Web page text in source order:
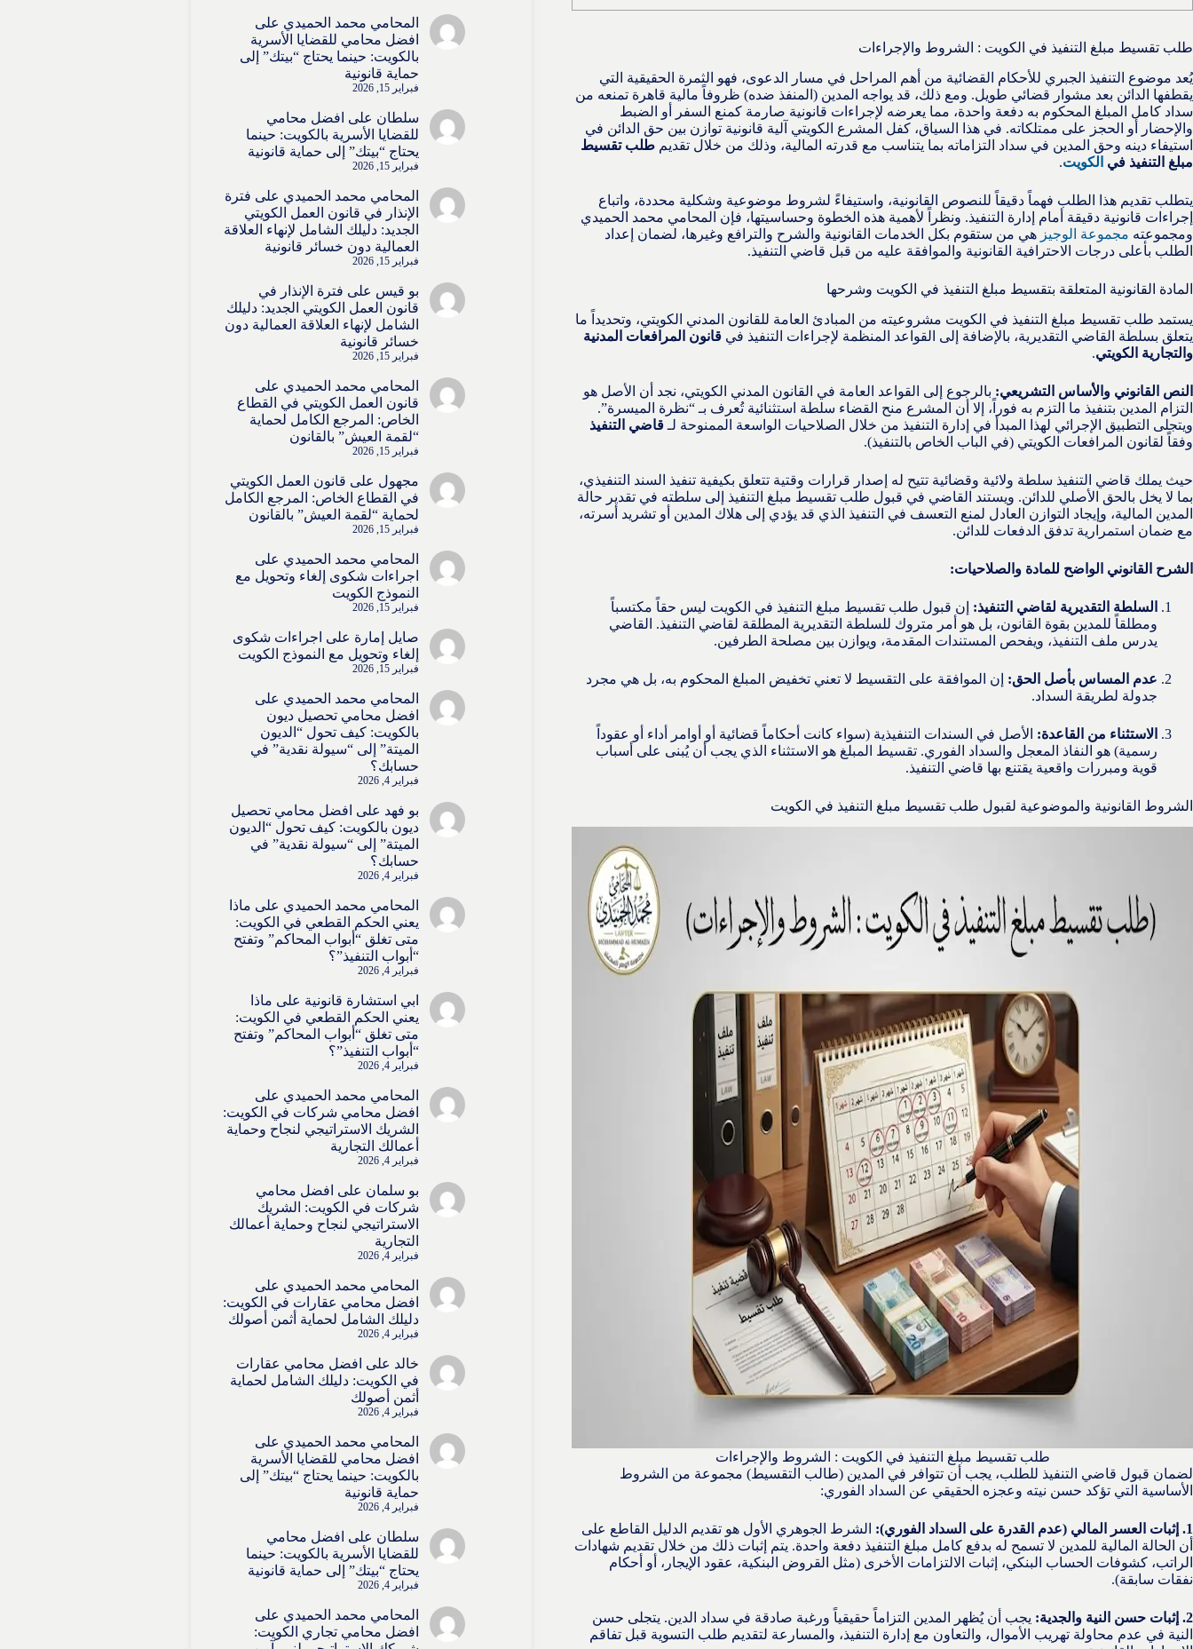
طلب تقسيط مبلغ التنفيذ في الكويت : الشروط والإجراءات
يُعد موضوع التنفيذ الجبري للأحكام القضائية من أهم المراحل في مسار الدعوى، فهو الثمرة الحقيقية التي
يقطفها الدائن بعد مشوار قضائي طويل. ومع ذلك، قد يواجه المدين (المنفذ ضده) ظروفاً مالية قاهرة تمنعه من
سداد كامل المبلغ المحكوم به دفعة واحدة، مما يعرضه لإجراءات قانونية صارمة كمنع السفر أو الضبط
والإحضار أو الحجز على ممتلكاته. في هذا السياق، كفل المشرع الكويتي آلية قانونية توازن بين حق الدائن في
استيفاء دينه وحق المدين في سداد التزاماته بما يتناسب مع قدرته المالية، وذلك من خلال تقديم طلب تقسيط
مبلغ التنفيذ في الكويت.
يتطلب تقديم هذا الطلب فهماً دقيقاً للنصوص القانونية، واستيفاءً لشروط موضوعية وشكلية محددة، واتباع
إجراءات قانونية دقيقة أمام إدارة التنفيذ. ونظراً لأهمية هذه الخطوة وحساسيتها، فإن المحامي محمد الحميدي
ومجموعته مجموعة الوجيز هي من ستقوم بكل الخدمات القانونية والشرح والترافع وغيرها، لضمان إعداد
الطلب بأعلى درجات الاحترافية القانونية والموافقة عليه من قبل قاضي التنفيذ.
المادة القانونية المتعلقة بتقسيط مبلغ التنفيذ في الكويت وشرحها
يستمد طلب تقسيط مبلغ التنفيذ في الكويت مشروعيته من المبادئ العامة للقانون المدني الكويتي، وتحديداً ما
يتعلق بسلطة القاضي التقديرية، بالإضافة إلى القواعد المنظمة لإجراءات التنفيذ في قانون المرافعات المدنية
والتجارية الكويتي.
النص القانوني والأساس التشريعي: بالرجوع إلى القواعد العامة في القانون المدني الكويتي، نجد أن الأصل هو
التزام المدين بتنفيذ ما التزم به فوراً، إلا أن المشرع منح القضاء سلطة استثنائية تُعرف بـ “نظرة الميسرة”.
ويتجلى التطبيق الإجرائي لهذا المبدأ في إدارة التنفيذ من خلال الصلاحيات الواسعة الممنوحة لـ قاضي التنفيذ
وفقاً لقانون المرافعات الكويتي (في الباب الخاص بالتنفيذ).
حيث يملك قاضي التنفيذ سلطة ولائية وقضائية تتيح له إصدار قرارات وقتية تتعلق بكيفية تنفيذ السند التنفيذي،
بما لا يخل بالحق الأصلي للدائن. ويستند القاضي في قبول طلب تقسيط مبلغ التنفيذ إلى سلطته في تقدير حالة
المدين المالية، وإيجاد التوازن العادل لمنع التعسف في التنفيذ الذي قد يؤدي إلى هلاك المدين أو تشريد أسرته،
مع ضمان استمرارية تدفق الدفعات للدائن.
الشرح القانوني الواضح للمادة والصلاحيات:
السلطة التقديرية لقاضي التنفيذ: إن قبول طلب تقسيط مبلغ التنفيذ في الكويت ليس حقاً مكتسباً
ومطلقاً للمدين بقوة القانون، بل هو أمر متروك للسلطة التقديرية المطلقة لقاضي التنفيذ. القاضي
يدرس ملف التنفيذ، ويفحص المستندات المقدمة، ويوازن بين مصلحة الطرفين.
عدم المساس بأصل الحق: إن الموافقة على التقسيط لا تعني تخفيض المبلغ المحكوم به، بل هي مجرد
جدولة لطريقة السداد.
الاستثناء من القاعدة: الأصل في السندات التنفيذية (سواء كانت أحكاماً قضائية أو أوامر أداء أو عقوداً
رسمية) هو النفاذ المعجل والسداد الفوري. تقسيط المبلغ هو الاستثناء الذي يجب أن يُبنى على أسباب
قوية ومبررات واقعية يقتنع بها قاضي التنفيذ.
الشروط القانونية والموضوعية لقبول طلب تقسيط مبلغ التنفيذ في الكويت
طلب تقسيط مبلغ التنفيذ في الكويت : الشروط والإجراءات
لضمان قبول قاضي التنفيذ للطلب، يجب أن تتوافر في المدين (طالب التقسيط) مجموعة من الشروط
الأساسية التي تؤكد حسن نيته وعجزه الحقيقي عن السداد الفوري:
1. إثبات العسر المالي (عدم القدرة على السداد الفوري):
الشرط الجوهري الأول هو تقديم الدليل القاطع على
أن الحالة المالية للمدين لا تسمح له بدفع كامل مبلغ التنفيذ دفعة واحدة. يتم إثبات ذلك من خلال تقديم شهادات
الراتب، كشوفات الحساب البنكي، إثبات الالتزامات الأخرى (مثل القروض البنكية، عقود الإيجار، أو أحكام
نفقات سابقة).
2. إثبات حسن النية والجدية:
يجب أن يُظهر المدين التزاماً حقيقياً ورغبة صادقة في سداد الدين. يتجلى حسن
النية في عدم محاولة تهريب الأموال، والتعاون مع إدارة التنفيذ، والمسارعة لتقديم طلب التسوية قبل تفاقم
المحامي محمد الحميدي على
افضل محامي للقضايا الأسرية
بالكويت: حينما يحتاج “بيتك” إلى
حماية قانونية
فبراير 15, 2026
سلطان على افضل محامي
للقضايا الأسرية بالكويت: حينما
يحتاج “بيتك” إلى حماية قانونية
فبراير 15, 2026
المحامي محمد الحميدي على فترة
الإنذار في قانون العمل الكويتي
الجديد: دليلك الشامل لإنهاء العلاقة
العمالية دون خسائر قانونية
فبراير 15, 2026
بو قيس على فترة الإنذار في
قانون العمل الكويتي الجديد: دليلك
الشامل لإنهاء العلاقة العمالية دون
خسائر قانونية
فبراير 15, 2026
المحامي محمد الحميدي على
قانون العمل الكويتي في القطاع
الخاص: المرجع الكامل لحماية
“لقمة العيش” بالقانون
فبراير 15, 2026
مجهول على قانون العمل الكويتي
في القطاع الخاص: المرجع الكامل
لحماية “لقمة العيش” بالقانون
فبراير 15, 2026
المحامي محمد الحميدي على
اجراءات شكوى إلغاء وتحويل مع
النموذج الكويت
فبراير 15, 2026
صايل إمارة على اجراءات شكوى
إلغاء وتحويل مع النموذج الكويت
فبراير 15, 2026
المحامي محمد الحميدي على
افضل محامي تحصيل ديون
بالكويت: كيف تحول “الديون
الميتة” إلى “سيولة نقدية” في
حسابك؟
فبراير 4, 2026
بو فهد على افضل محامي تحصيل
ديون بالكويت: كيف تحول “الديون
الميتة” إلى “سيولة نقدية” في
حسابك؟
فبراير 4, 2026
المحامي محمد الحميدي على ماذا
يعني الحكم القطعي في الكويت:
متى تغلق “أبواب المحاكم” وتفتح
“أبواب التنفيذ”؟
فبراير 4, 2026
ابي استشارة قانونية على ماذا
يعني الحكم القطعي في الكويت:
متى تغلق “أبواب المحاكم” وتفتح
“أبواب التنفيذ”؟
فبراير 4, 2026
المحامي محمد الحميدي على
افضل محامي شركات في الكويت:
الشريك الاستراتيجي لنجاح وحماية
أعمالك التجارية
فبراير 4, 2026
بو سلمان على افضل محامي
شركات في الكويت: الشريك
الاستراتيجي لنجاح وحماية أعمالك
التجارية
فبراير 4, 2026
المحامي محمد الحميدي على
افضل محامي عقارات في الكويت:
دليلك الشامل لحماية أثمن أصولك
فبراير 4, 2026
خالد على افضل محامي عقارات
في الكويت: دليلك الشامل لحماية
أثمن أصولك
فبراير 4, 2026
المحامي محمد الحميدي على
افضل محامي للقضايا الأسرية
بالكويت: حينما يحتاج “بيتك” إلى
حماية قانونية
فبراير 4, 2026
سلطان على افضل محامي
للقضايا الأسرية بالكويت: حينما
يحتاج “بيتك” إلى حماية قانونية
فبراير 4, 2026
المحامي محمد الحميدي على
افضل محامي تجاري الكويت: